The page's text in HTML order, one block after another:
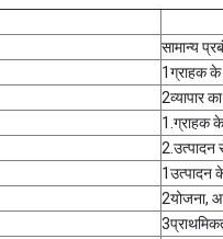
सामान्य
1ग्राहक
2व्यापार
1.ग्राहक
2.उत्पादन
1उत्पादन
2योजना,